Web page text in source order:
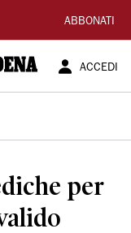
ABBONATI
ACCEDI
per